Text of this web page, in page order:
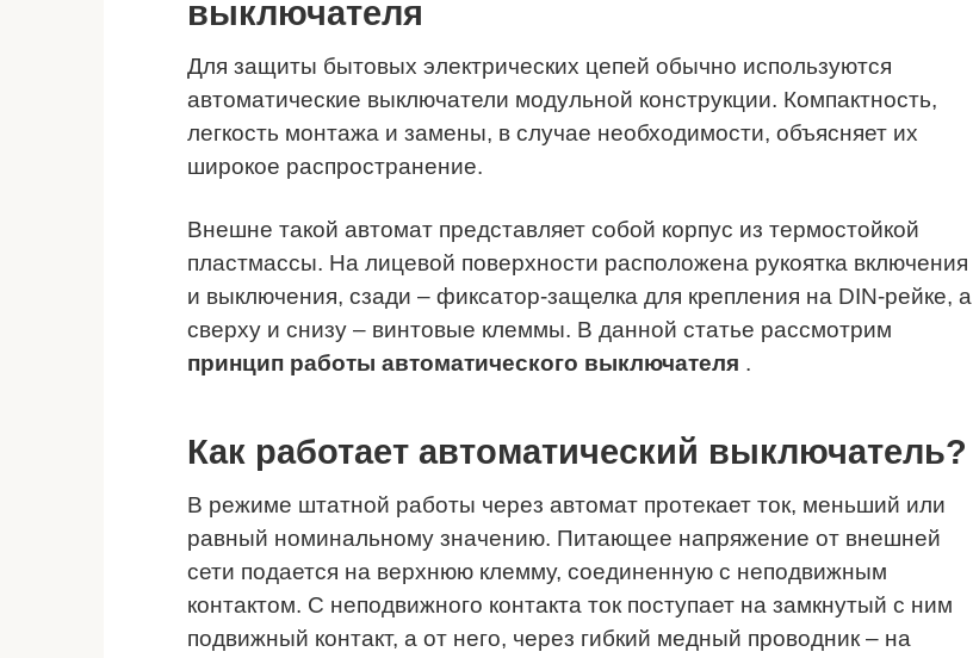
выключателя
Для защиты бытовых электрических цепей обычно используются
автоматические выключатели модульной конструкции. Компактность,
легкость монтажа и замены, в случае необходимости, объясняет их
широкое распространение.
Внешне такой автомат представляет собой корпус из термостойкой
пластмассы. На лицевой поверхности расположена рукоятка включения
и выключения, сзади – фиксатор-защелка для крепления на DIN-рейке, а
сверху и снизу – винтовые клеммы. В данной статье рассмотрим
принцип работы автоматического выключателя .
Как работает автоматический выключатель?
В режиме штатной работы через автомат протекает ток, меньший или
равный номинальному значению. Питающее напряжение от внешней
сети подается на верхнюю клемму, соединенную с неподвижным
контактом. С неподвижного контакта ток поступает на замкнутый с ним
подвижный контакт, а от него, через гибкий медный проводник – на